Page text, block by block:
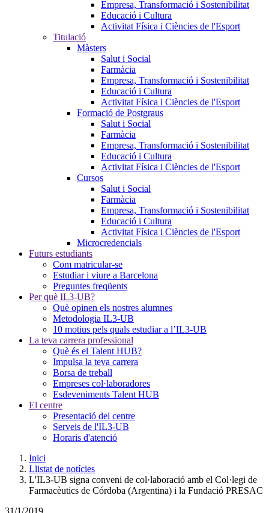
Empresa, Transformació i Sostenibilitat
Educació i Cultura
Activitat Física i Ciències de l'Esport
Titulació
Màsters
Salut i Social
Farmàcia
Empresa, Transformació i Sostenibilitat
Educació i Cultura
Activitat Física i Ciències de l'Esport
Formació de Postgraus
Salut i Social
Farmàcia
Empresa, Transformació i Sostenibilitat
Educació i Cultura
Activitat Física i Ciències de l'Esport
Cursos
Salut i Social
Farmàcia
Empresa, Transformació i Sostenibilitat
Educació i Cultura
Activitat Física i Ciències de l'Esport
Microcredencials
Futurs estudiants
Com matricular-se
Estudiar i viure a Barcelona
Preguntes freqüents
Per què IL3-UB?
Què opinen els nostres alumnes
Metodologia IL3-UB
10 motius pels quals estudiar a l’IL3-UB
La teva carrera professional
Què és el Talent HUB?
Impulsa la teva carrera
Borsa de treball
Empreses col·laboradores
Esdeveniments Talent HUB
El centre
Presentació del centre
Serveis de l'IL3-UB
Horaris d'atenció
Inici
Llistat de notícies
L'IL3-UB signa conveni de col·laboració amb el Col·legi de
Farmacèutics de Córdoba (Argentina) i la Fundació PRESAC
31/1/2019